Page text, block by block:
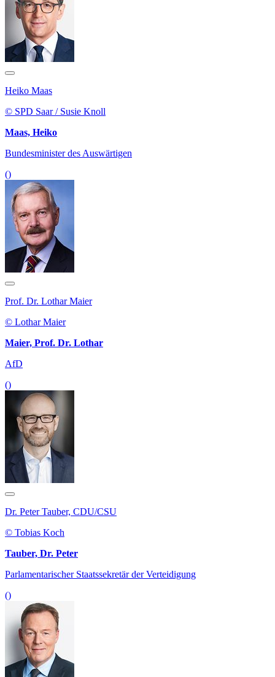
Heiko Maas
© SPD Saar / Susie Knoll
Maas, Heiko
Bundesminister des Auswärtigen
()
Prof. Dr. Lothar Maier
© Lothar Maier
Maier, Prof. Dr. Lothar
AfD
()
Dr. Peter Tauber, CDU/CSU
© Tobias Koch
Tauber, Dr. Peter
Parlamentarischer Staatssekretär der Verteidigung
()